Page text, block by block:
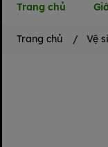
Trang chủ
Trang chủ / Vệ